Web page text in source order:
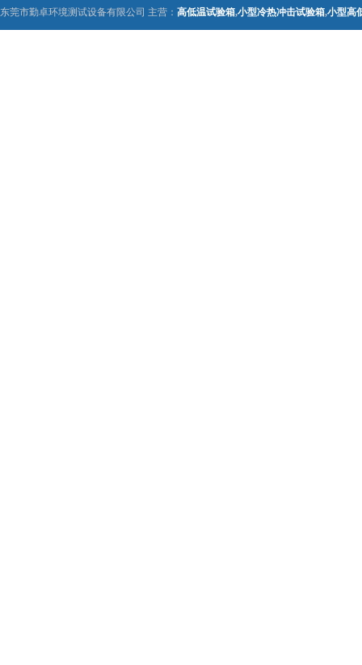
东莞市勤卓环境测试设备有限公司 主营： 高低温试验箱,小型冷热冲击试验箱,小型高